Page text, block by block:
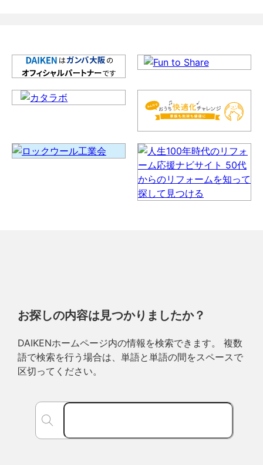
お探しの内容は見つかりましたか？
DAIKENホームページ内の情報を検索できます。 複数
語で検索を行う場合は、単語と単語の間をスペースで
区切ってください。